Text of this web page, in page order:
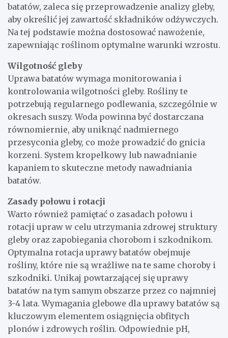
batatów, zaleca się przeprowadzenie analizy gleby,
aby określić jej zawartość składników odżywczych.
Na tej podstawie można dostosować nawożenie,
zapewniając roślinom optymalne warunki wzrostu.
Wilgotność gleby
Uprawa batatów wymaga monitorowania i
kontrolowania wilgotności gleby. Rośliny te
potrzebują regularnego podlewania, szczególnie w
okresach suszy. Woda powinna być dostarczana
równomiernie, aby uniknąć nadmiernego
przesyconia gleby, co może prowadzić do gnicia
korzeni. System kropelkowy lub nawadnianie
kapaniem to skuteczne metody nawadniania
batatów.
Zasady połowu i rotacji
Warto również pamiętać o zasadach połowu i
rotacji upraw w celu utrzymania zdrowej struktury
gleby oraz zapobiegania chorobom i szkodnikom.
Optymalna rotacja uprawy batatów obejmuje
rośliny, które nie są wrażliwe na te same choroby i
szkodniki. Unikaj powtarzającej się uprawy
batatów na tym samym obszarze przez co najmniej
3-4 lata. Wymagania glebowe dla uprawy batatów są
kluczowym elementem osiągnięcia obfitych
plonów i zdrowych roślin. Odpowiednie pH,